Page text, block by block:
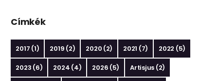
Címkék
2017 (1) 2019 (2) 2020 (2) 2021 (7) 2022 (5)
2023 (6) 2024 (4) 2026 (5) Artisjus (2)